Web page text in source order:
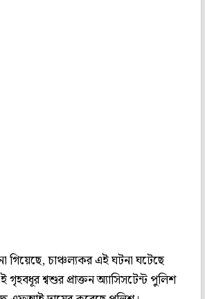
গিয়েছে, চাঞ্চল্যকর এই ঘটনা ঘটেছে
গৃহবধূর শ্বশুর প্রাক্তন অ্যাসিসটেন্ট পুলিশ